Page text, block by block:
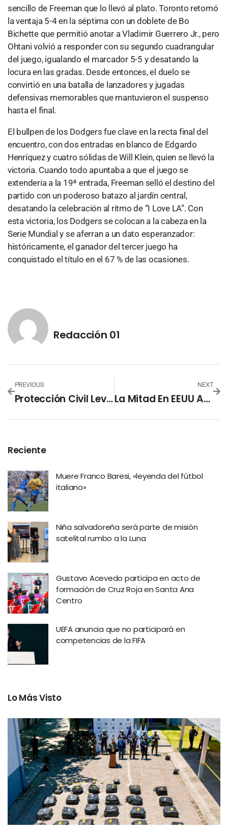
sencillo de Freeman que lo llevó al plato. Toronto retomó
la ventaja 5-4 en la séptima con un doblete de Bo
Bichette que permitió anotar a Vladimir Guerrero Jr., pero
Ohtani volvió a responder con su segundo cuadrangular
del juego, igualando el marcador 5-5 y desatando la
locura en las gradas. Desde entonces, el duelo se
convirtió en una batalla de lanzadores y jugadas
defensivas memorables que mantuvieron el suspenso
hasta el final.
El bullpen de los Dodgers fue clave en la recta final del
encuentro, con dos entradas en blanco de Edgardo
Henríquez y cuatro sólidas de Will Klein, quien se llevó la
victoria. Cuando todo apuntaba a que el juego se
extendería a la 19ª entrada, Freeman selló el destino del
partido con un poderoso batazo al jardín central,
desatando la celebración al ritmo de “I Love LA”. Con
esta victoria, los Dodgers se colocan a la cabeza en la
Serie Mundial y se aferran a un dato esperanzador:
históricamente, el ganador del tercer juego ha
conquistado el título en el 67 % de las ocasiones.
Redacción 01
PREVIOUS
Protección Civil Levanta Alerta Verde Tras Disiparse Efectos De La Tormenta Tropical Melissa
NEXT
La Mitad En EEUU Aprueba A Bad Bunny En El Super Bowl
Reciente
Muere Franco Baresi, «leyenda del fútbol
italiano»
Niña salvadoreña será parte de misión
satelital rumbo a la Luna
Gustavo Acevedo participa en acto de
formación de Cruz Roja en Santa Ana
Centro
UEFA anuncia que no participará en
competencias de la FIFA
Lo Más Visto